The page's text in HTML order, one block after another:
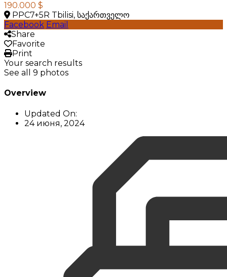
190.000 $
PPC7+5R Tbilisi, საქართველო
Facebook Email
Share
Favorite
Print
Your search results
See all 9 photos
Overview
Updated On:
24 июня, 2024